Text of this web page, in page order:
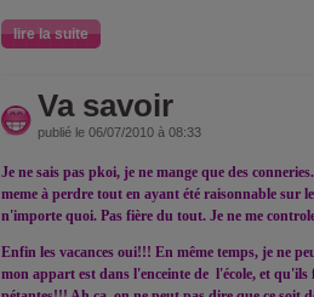
lire la suite
Va savoir
publié le 06/07/2010 à 08:33
Je ne sais pas pkoi, je ne mange que des
meme à perdre tout en ayant été raisonnable sur
n'importe quoi. Pas fière du tout. Je ne me
Enfin les vacances oui!!! En même temps, je ne
mon appart est dans l'enceinte de l'école, et